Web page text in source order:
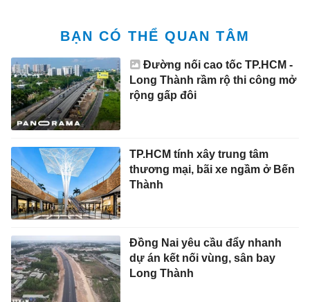
BẠN CÓ THỂ QUAN TÂM
Đường nối cao tốc TP.HCM -
Long Thành rầm rộ thi công mở
rộng gấp đôi
TP.HCM tính xây trung tâm
thương mại, bãi xe ngầm ở Bến
Thành
Đồng Nai yêu cầu đẩy nhanh
dự án kết nối vùng, sân bay
Long Thành